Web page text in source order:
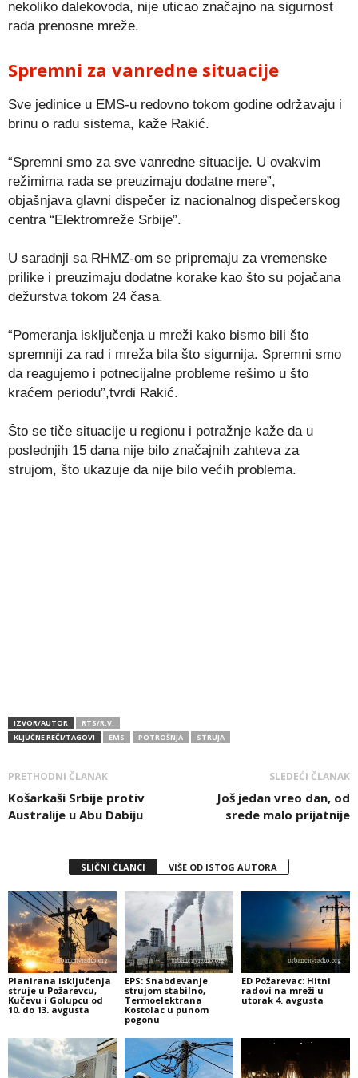
nekoliko dalekovoda, nije uticao značajno na sigurnost
rada prenosne mreže.
Spremni za vanredne situacije
Sve jedinice u EMS-u redovno tokom godine održavaju i
brinu o radu sistema, kaže Rakić.
“Spremni smo za sve vanredne situacije. U ovakvim
režimima rada se preuzimaju dodatne mere”,
objašnjava glavni dispečer iz nacionalnog dispečerskog
centra “Elektromreže Srbije”.
U saradnji sa RHMZ-om se pripremaju za vremenske
prilike i preuzimaju dodatne korake kao što su pojačana
dežurstva tokom 24 časa.
“Pomeranja isključenja u mreži kako bismo bili što
spremniji za rad i mreža bila što sigurnija. Spremni smo
da reagujemo i potnecijalne probleme rešimo u što
kraćem periodu”,tvrdi Rakić.
Što se tiče situacije u regionu i potražnje kaže da u
poslednjih 15 dana nije bilo značajnih zahteva za
strujom, što ukazuje da nije bilo većih problema.
IZVOR/AUTOR
RTS/R.V.
KLJUČNE REČI/TAGOVI
EMS POTROŠNJA STRUJA
PRETHODNI ČLANAK
Košarkaši Srbije protiv
Australije u Abu Dabiju
SLEDEĆI ČLANAK
Još jedan vreo dan, od
srede malo prijatnije
SLIČNI ČLANCI VIŠE OD ISTOG AUTORA
Planirana isključenja
struje u Požarevcu,
Kučevu i Golupcu od
10. do 13. avgusta
EPS: Snabdevanje
strujom stabilno,
Termoelektrana
Kostolac u punom
pogonu
ED Požarevac: Hitni
radovi na mreži u
utorak 4. avgusta